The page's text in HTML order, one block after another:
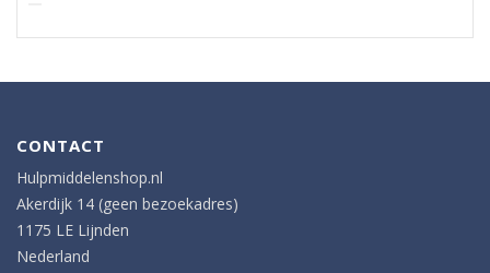
CONTACT
Hulpmiddelenshop.nl
Akerdijk 14 (geen bezoekadres)
1175 LE Lijnden
Nederland